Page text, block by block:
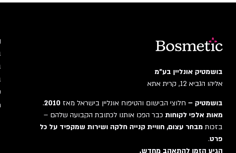
בושמטיק אונליין בע"מ
אליהו הנביא 12, קרית אתא
בושמטיק – חלוצי הבישום והטיפוח אונליין בישראל מאז 2010
.
מאות אלפי לקוחות כבר הפכו אותנו לכתובת הקבועה שלהם –
בזכות מבחר עצום, חוויית קנייה חלקה ושירות שמקפיד על כל
פרט.
הגיע הזמן להתאהב מחדש.